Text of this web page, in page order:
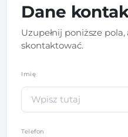
Dane
Uzupełnij poniższe
skontaktować.
Imię
Telefon